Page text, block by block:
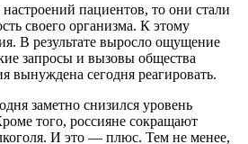
настроений пациентов, то они стали
своего организма. К этому
В результате выросло ощущение
запросы и вызовы общества
вынуждена сегодня реагировать.
заметно снизился уровень
того, россияне сокращают
И это — плюс. Тем не менее,